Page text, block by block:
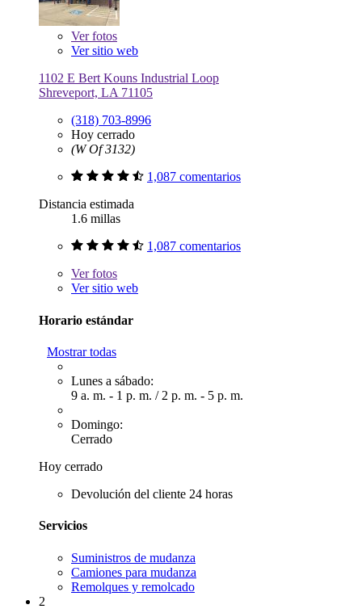
Verfotos
Ver sitio web
1102 E Bert Kouns Industrial Loop
Shreveport, LA 71105
(318) 703-8996
Hoy cerrado
(W Of 3132)
1,087 comentarios
Distancia estimada
1.6 millas
1,087 comentarios
Verfotos
Ver sitio web
Horario estándar
Mostrar todas
Lunes a sábado:
9 a. m. - 1 p. m. / 2 p. m. - 5 p. m.
Domingo:
Cerrado
Hoy cerrado
Devolución del cliente 24 horas
Servicios
Suministros de mudanza
Camiones para mudanza
Remolques y remolcado
2